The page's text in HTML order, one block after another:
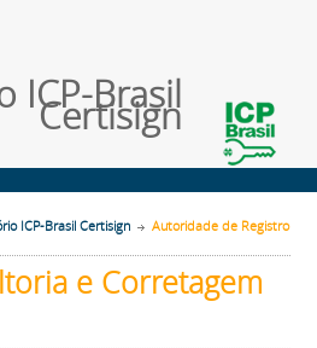
ICP-Brasil
Certisign
ICP-Brasil Certisign Autoridade de Registro
e Corretagem